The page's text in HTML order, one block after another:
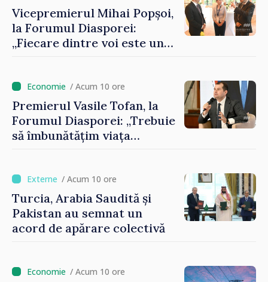
Vicepremierul Mihai Popșoi,
la Forumul Diasporei:
„Fiecare dintre voi este un
imaginii Republicii Moldova”
/ Acum 10 ore
Premierul Vasile Tofan, la
Forumul Diasporei: „Trebuie
să îmbunătățim viața
/ Acum 10 ore
Turcia, Arabia Saudită și
Pakistan au semnat un
acord de apărare colectivă
/ Acum 10 ore